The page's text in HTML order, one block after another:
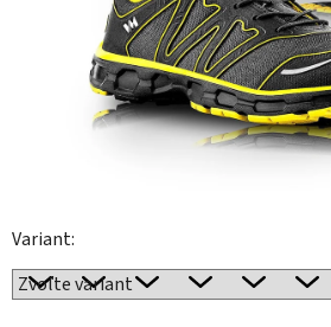
Variant: